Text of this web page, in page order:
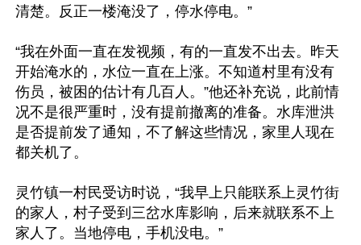
清楚。反正一楼淹没了，停水停电。”
“我在外面一直在发视频，有的一直发不出去。昨天
开始淹水的，水位一直在上涨。不知道村里有没有
伤员，被困的估计有几百人。”他还补充说，此前情
况不是很严重时，没有提前撤离的准备。水库泄洪
是否提前发了通知，不了解这些情况，家里人现在
都关机了。
灵竹镇一村民受访时说，“我早上只能联系上灵竹街
的家人，村子受到三岔水库影响，后来就联系不上
家人了。当地停电，手机没电。”